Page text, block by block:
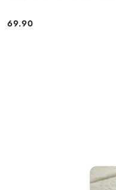
Cena:
69.90